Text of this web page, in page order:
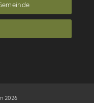
2026